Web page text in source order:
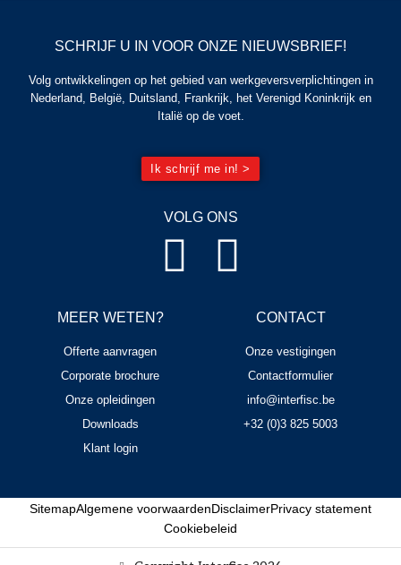
CONTACT
Onze vestigingen
Contactformulier
info@interfisc.be
+32 (0)3 825 5003
MEER WETEN?
Offerte aanvragen
Corporate brochure
Onze opleidingen
Downloads
Klant login
VOLG ONS
SCHRIJF U IN VOOR ONZE NIEUWSBRIEF!
Volg ontwikkelingen op het gebied van werkgeversverplichtingen in
Nederland, België, Duitsland, Frankrijk, het Verenigd Koninkrijk en
Italië op de voet.
Ik schrijf me in! >
SitemapAlgemene voorwaardenDisclaimerPrivacy statement
Cookiebeleid